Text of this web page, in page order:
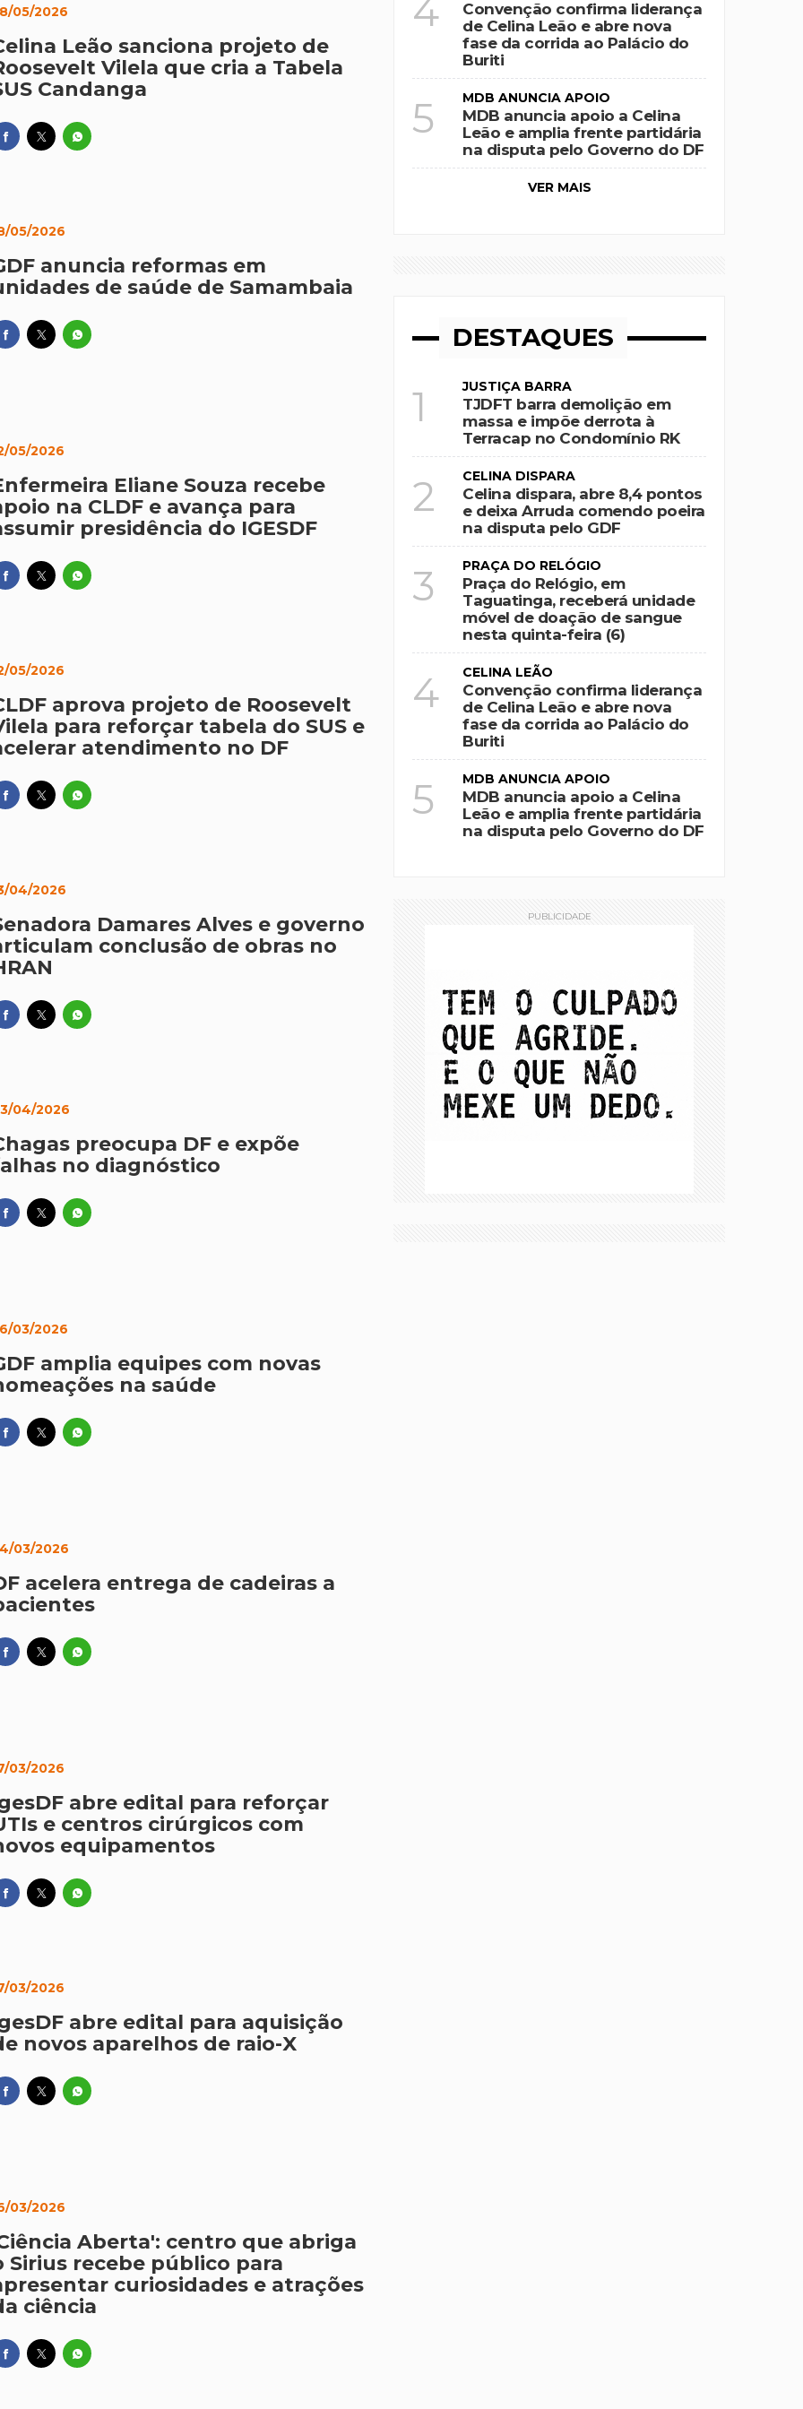
05/2026
Leão sanciona projeto de
Vilela que cria a Tabela
Candanga
05/2026
anuncia reformas em
de saúde de Samambaia
05/2026
Eliane Souza recebe
na CLDF e avança para
presidência do IGESDF
05/2026
aprova projeto de Roosevelt
para reforçar tabela do SUS e
atendimento no DF
04/2026
Damares Alves e governo
conclusão de obras no
04/2026
preocupa DF e expõe
no diagnóstico
03/2026
amplia equipes com novas
na saúde
03/2026
acelera entrega de cadeiras a
03/2026
abre edital para reforçar
e centros cirúrgicos com
equipamentos
03/2026
abre edital para aquisição
novos aparelhos de raio-X
03/2026
Aberta': centro que abriga
Sirius recebe público para
curiosidades e atrações
ciência
4
Convenção confirma liderança
de Celina Leão e abre nova
fase da corrida ao Palácio do
Buriti
5 MDB ANUNCIA APOIO
MDB anuncia apoio a Celina
Leão e amplia frente partidária
na disputa pelo Governo do DF
VER MAIS
DESTAQUES
1 JUSTIÇA BARRA
TJDFT barra demolição em
massa e impõe derrota à
Terracap no Condomínio RK
2 CELINA DISPARA
Celina dispara, abre 8,4 pontos
e deixa Arruda comendo poeira
na disputa pelo GDF
3 PRAÇA DO RELÓGIO
Praça do Relógio, em
Taguatinga, receberá unidade
móvel de doação de sangue
nesta quinta-feira (6)
4 CELINA LEÃO
Convenção confirma liderança
de Celina Leão e abre nova
fase da corrida ao Palácio do
Buriti
5 MDB ANUNCIA APOIO
MDB anuncia apoio a Celina
Leão e amplia frente partidária
na disputa pelo Governo do DF
PUBLICIDADE